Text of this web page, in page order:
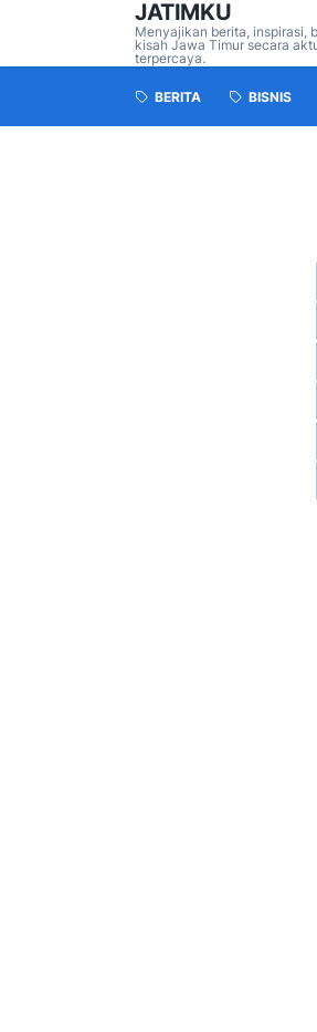
JATIMKU
Menyajikan berita, inspirasi,
kisah Jawa Timur secara
terpercaya.
BERITA BISNIS